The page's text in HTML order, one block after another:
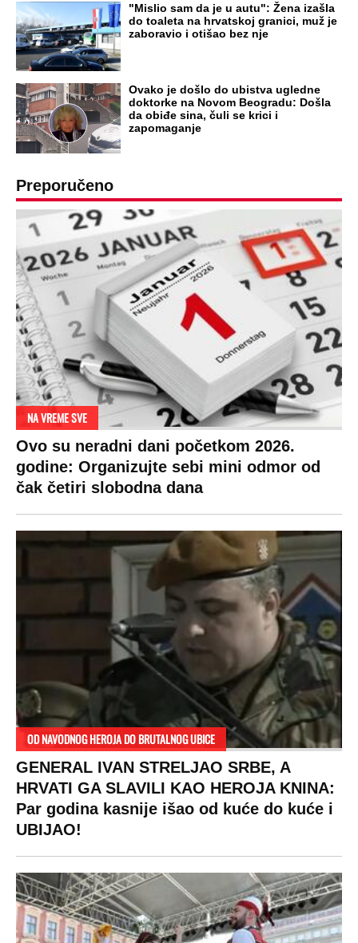
"Mislio sam da je u autu": Žena izašla
do toaleta na hrvatskoj granici, muž je
zaboravio i otišao bez nje
Ovako je došlo do ubistva ugledne
doktorke na Novom Beogradu: Došla
da obiđe sina, čuli se krici i
zapomaganje
Preporučeno
NA VREME SVE
Ovo su neradni dani početkom 2026.
godine: Organizujte sebi mini odmor od
čak četiri slobodna dana
OD NAVODNOG HEROJA DO BRUTALNOG UBICE
GENERAL IVAN STRELJAO SRBE, A
HRVATI GA SLAVILI KAO HEROJA KNINA:
Par godina kasnije išao od kuće do kuće i
UBIJAO!